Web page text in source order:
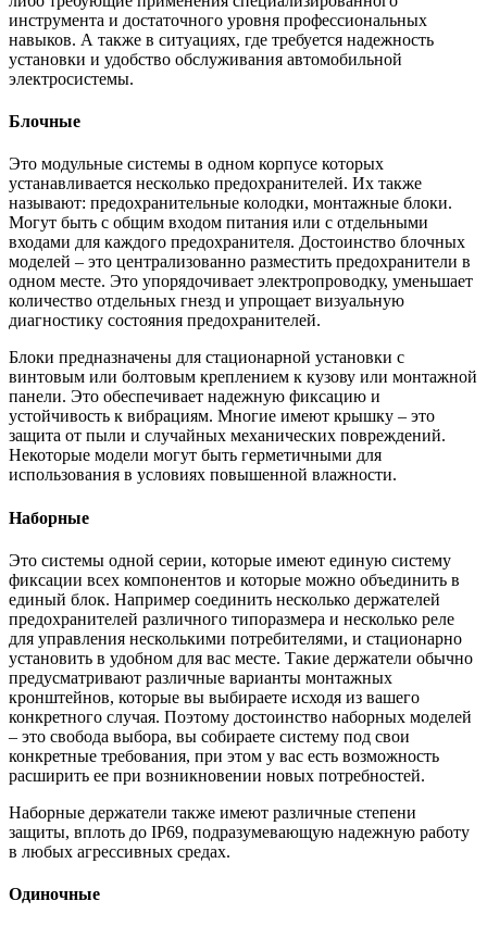
инструмента и достаточного уровня профессиональных
навыков. А также в ситуациях, где требуется надежность
установки и удобство обслуживания автомобильной
электросистемы.
Блочные
Это модульные системы в одном корпусе которых
устанавливается несколько предохранителей. Их также
называют: предохранительные колодки, монтажные блоки.
Могут быть с общим входом питания или с отдельными
входами для каждого предохранителя. Достоинство блочных
моделей – это централизованно разместить предохранители в
одном месте. Это упорядочивает электропроводку, уменьшает
количество отдельных гнезд и упрощает визуальную
диагностику состояния предохранителей.
Блоки предназначены для стационарной установки с
винтовым или болтовым креплением к кузову или монтажной
панели. Это обеспечивает надежную фиксацию и
устойчивость к вибрациям. Многие имеют крышку – это
защита от пыли и случайных механических повреждений.
Некоторые модели могут быть герметичными для
использования в условиях повышенной влажности.
Наборные
Это системы одной серии, которые имеют единую систему
фиксации всех компонентов и которые можно объединить в
единый блок. Например соединить несколько держателей
предохранителей различного типоразмера и несколько реле
для управления несколькими потребителями, и стационарно
установить в удобном для вас месте. Такие держатели обычно
предусматривают различные варианты монтажных
кронштейнов, которые вы выбираете исходя из вашего
конкретного случая. Поэтому достоинство наборных моделей
– это свобода выбора, вы собираете систему под свои
конкретные требования, при этом у вас есть возможность
расширить ее при возникновении новых потребностей.
Наборные держатели также имеют различные степени
защиты, вплоть до IP69, подразумевающую надежную работу
в любых агрессивных средах.
Одиночные